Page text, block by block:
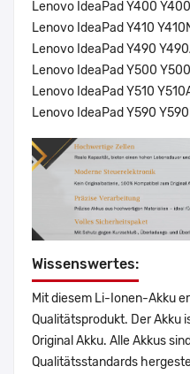
Lenovo IdeaPad Y400
Lenovo IdeaPad Y410
Lenovo IdeaPad Y490
Lenovo IdeaPad Y500
Lenovo IdeaPad Y510
Lenovo IdeaPad Y590
Wissenswertes:
Mit diesem Li-Ionen-Akku
Qualitätsprodukt. Der Akku
Original Akku. Alle Akkus
Qualitätsstandards